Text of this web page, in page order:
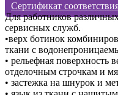
Сертификат
Для работников
сервисных служб.
•верх ботинок
ткани с
• рельефная поверхность
отделочным строчкам и
• застежка на шнурок и